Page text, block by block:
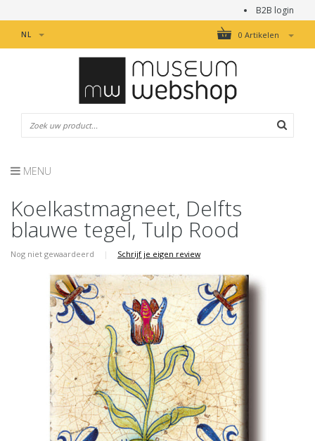
B2B login
0 Artikelen
NL
MENU
Koelkastmagneet, Delfts
blauwe tegel, Tulp Rood
Nog niet gewaardeerd | Schrijf je eigen review